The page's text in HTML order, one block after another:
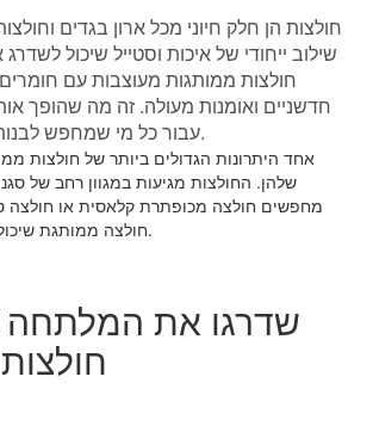
חולצות הן חלק חיוני מכל ארון בגדים
שילוב ייחודי של איכות וסטייל שיכול
חולצות ממותגות מעוצבות עם חומרים
חדשניים ואומנות מעולה. זה מה שהופך
עבור כל מי שמחפש לבנות מלתחה מדהימה.
אחד היתרונות הגדולים ביותר של חולצות
שלהן. החולצות מגיעות במגוון רחב של
מחפשים חולצה מכופתרת קלאסית או חולצה
חולצה ממותגת שיכולה להתאים לטעמכם.
שדרגו את